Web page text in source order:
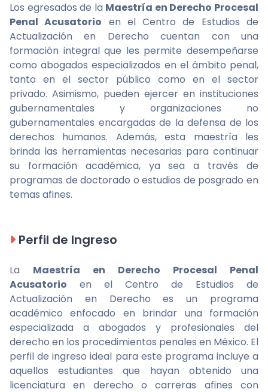
Los egresados de la Maestría en Derecho Procesal
Penal Acusatorio en el Centro de Estudios de
Actualización en Derecho cuentan con una
formación integral que les permite desempeñarse
como abogados especializados en el ámbito penal,
tanto en el sector público como en el sector
privado. Asimismo, pueden ejercer en instituciones
gubernamentales y organizaciones no
gubernamentales encargadas de la defensa de los
derechos humanos. Además, esta maestría les
brinda las herramientas necesarias para continuar
su formación académica, ya sea a través de
programas de doctorado o estudios de posgrado en
temas afines.
Perfil de Ingreso
La Maestría en Derecho Procesal Penal
Acusatorio en el Centro de Estudios de
Actualización en Derecho es un programa
académico enfocado en brindar una formación
especializada a abogados y profesionales del
derecho en los procedimientos penales en México. El
perfil de ingreso ideal para este programa incluye a
aquellos estudiantes que hayan obtenido una
licenciatura en derecho o carreras afines con